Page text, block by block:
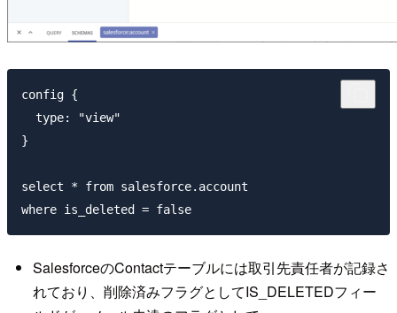
config {
  type: "view"
}
select * from salesforce.account
SalesforceのContactテーブルには取引先責任者が記録さ
れており、削除済みフラグとしてIS_DELETEDフィー